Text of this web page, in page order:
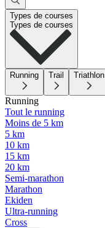
Types de courses
Types de courses
Running Trail Triathlon
Running
Tout le running
Moins de 5 km
5 km
10 km
15 km
20 km
Semi-marathon
Marathon
Ekiden
Ultra-running
Cross